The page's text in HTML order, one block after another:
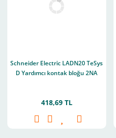
Schneider Electric LADN20 TeSys
D Yardımcı kontak bloğu 2NA
418,69 TL